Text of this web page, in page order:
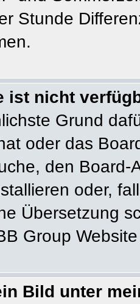
Stunde
ist nicht
Grund
oder das
den
oder,
Übersetzung
Group
Bild unter